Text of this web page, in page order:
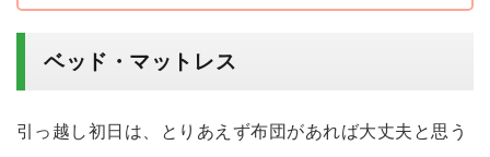
ベッド・マットレス
引っ越し初日は、とりあえず布団があれば大丈夫と思う